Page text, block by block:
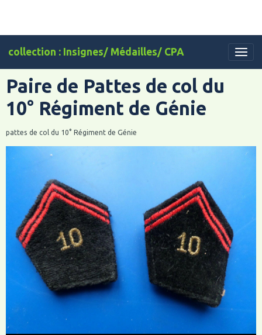
collection : Insignes/ Médailles/ CPA
Paire de Pattes de col du
10° Régiment de Génie
pattes de col du 10° Régiment de Génie